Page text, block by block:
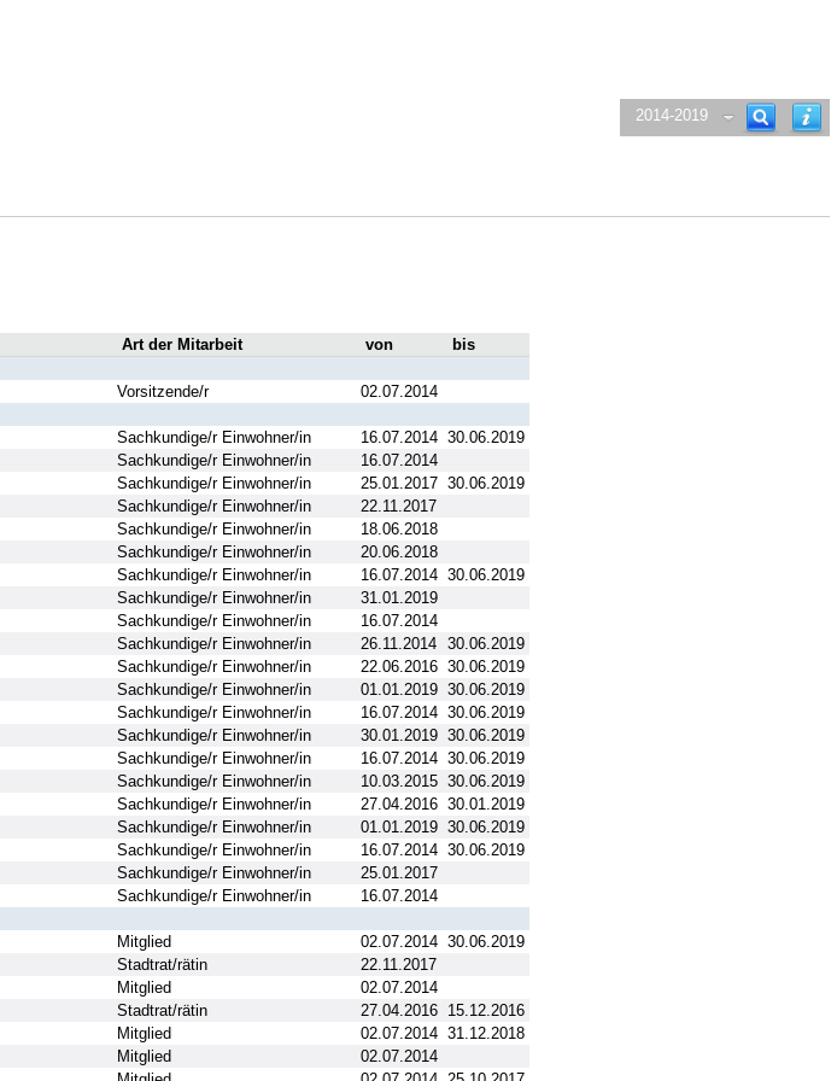
2014-2019
Art der Mitarbeit von
bis
Vorsitzende/r
02.07.2014
Sachkundige/r Einwohner/in 16.07.2014 30.06.2019
Sachkundige/r Einwohner/in
16.07.2014
Sachkundige/r Einwohner/in 25.01.2017 30.06.2019
Sachkundige/r Einwohner/in
22.11.2017
Sachkundige/r Einwohner/in
18.06.2018
Sachkundige/r Einwohner/in
20.06.2018
Sachkundige/r Einwohner/in 16.07.2014 30.06.2019
Sachkundige/r Einwohner/in
31.01.2019
Sachkundige/r Einwohner/in
16.07.2014
Sachkundige/r Einwohner/in 26.11.2014
30.06.2019
Sachkundige/r Einwohner/in 22.06.2016 30.06.2019
Sachkundige/r Einwohner/in 01.01.2019 30.06.2019
Sachkundige/r Einwohner/in 16.07.2014 30.06.2019
Sachkundige/r Einwohner/in 30.01.2019 30.06.2019
Sachkundige/r Einwohner/in 16.07.2014 30.06.2019
Sachkundige/r Einwohner/in 10.03.2015 30.06.2019
Sachkundige/r Einwohner/in 27.04.2016 30.01.2019
Sachkundige/r Einwohner/in 01.01.2019 30.06.2019
Sachkundige/r Einwohner/in 16.07.2014 30.06.2019
Sachkundige/r Einwohner/in
25.01.2017
Sachkundige/r Einwohner/in
16.07.2014
Mitglied 02.07.2014 30.06.2019
Stadtrat/rätin
22.11.2017
Mitglied
02.07.2014
Stadtrat/rätin 27.04.2016
15.12.2016
Mitglied 02.07.2014 31.12.2018
Mitglied
02.07.2014